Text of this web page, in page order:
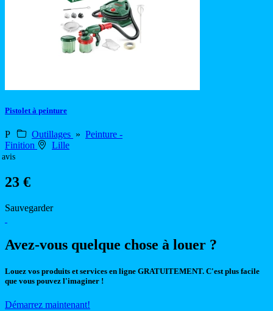
Pistolet à peinture
P Outillages » Peinture -
Finition
Lille
avis
23 €
Sauvegarder
Avez-vous quelque chose à louer ?
Louez vos produits et services en ligne GRATUITEMENT. C'est plus facile
que vous pouvez l'imaginer !
Démarrez maintenant!